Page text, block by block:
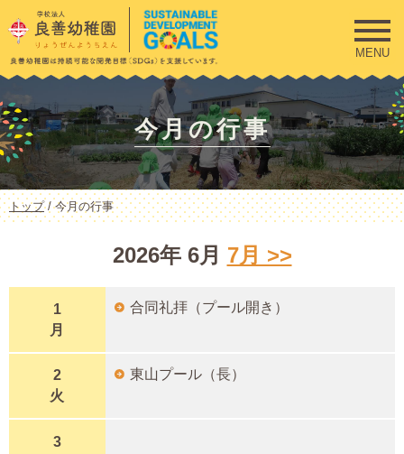
このページの本文へ
MENU
今月の行事
現
在
トップ/今月の行事
2026年 6月 7月 >>
1
月
合同礼拝（プール開き）
2
火
東山プール（長）
3